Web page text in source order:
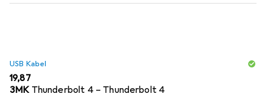
USB Kabel
EUR
19,87
3MK Thunderbolt 4 – Thunderbolt 4